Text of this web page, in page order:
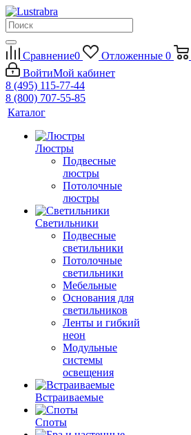
Сравнение0 Отложенные 0
ВойтиМой кабинет
8 (495) 115-77-44
8 (800) 707-55-85
Каталог
Люстры
Подвесные
люстры
Потолочные
люстры
Светильники
Подвесные
светильники
Потолочные
светильники
Мебельные
Основания для
светильников
Ленты и гибкий
неон
Модульные
системы
освещения
Встраиваемые
Споты